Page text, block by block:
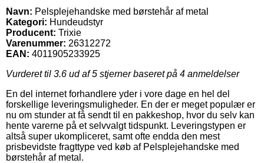
Navn: Pelsplejehandske med børstehår af metal
Kategori: Hundeudstyr
Producent: Trixie
Varenummer: 26312272
EAN: 4011905233925
Vurderet til 3.6 ud af 5 stjerner baseret på 4 anmeldelser
En del internet forhandlere yder i vore dage en hel del
forskellige leveringsmuligheder. En der er meget populær er
nu om stunder at få sendt til en pakkeshop, hvor du selv kan
hente varerne på et selvvalgt tidspunkt. Leveringstypen er
altså super ukompliceret, samt ofte endda den mest
prisbevidste fragttype ved køb af Pelsplejehandske med
børstehår af metal.